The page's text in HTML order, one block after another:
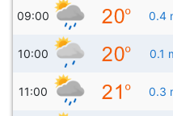
09:00 0.4
10:00 0.1
11:00 0.3